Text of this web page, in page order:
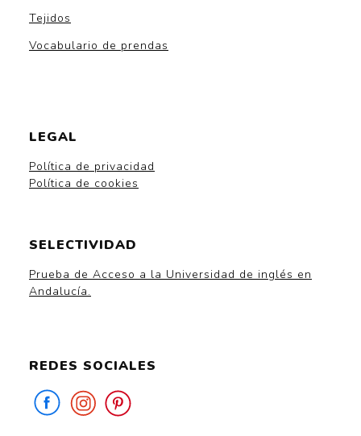
Tejidos
Vocabulario de prendas
LEGAL
Política de privacidad
Política de cookies
SELECTIVIDAD
Prueba de Acceso a la Universidad de inglés en
Andalucía.
REDES SOCIALES